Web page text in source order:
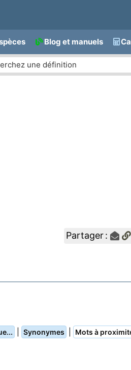
Blog et manuels
Partager :
Synonymes Mots à